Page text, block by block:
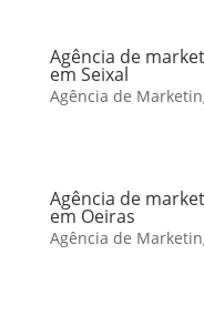
Agência de
em Seixal
Agência de
Agência de
em Oeiras
Agência de